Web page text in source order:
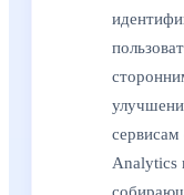
Analytics